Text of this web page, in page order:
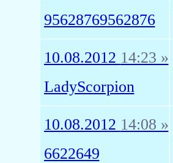
95628769562876
10.08.2012 14:23 »
LadyScorpion
10.08.2012 14:08 »
6622649